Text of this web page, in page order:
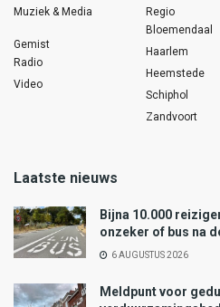
Muziek & Media
Gemist
Radio
Video
Regio
Bloemendaal
Haarlem
Heemstede
Schiphol
Zandvoort
Laatste nieuws
Bijna 10.000
onzeker of bus na
6 AUGUSTUS 2026
Meldpunt voor